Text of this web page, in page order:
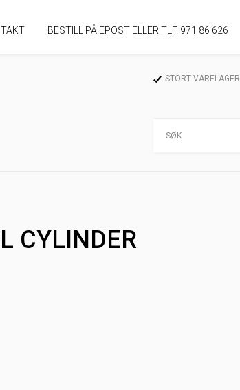
BESTILL PÅ EPOST ELLER TLF. 971 86 626
STORT VARELAGER
CYLINDER